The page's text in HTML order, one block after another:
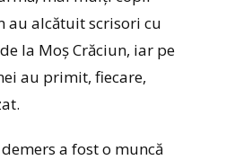
au alcătuit scrisori cu
la Moș Crăciun, iar pe
au primit, fiecare,
a fost o muncă